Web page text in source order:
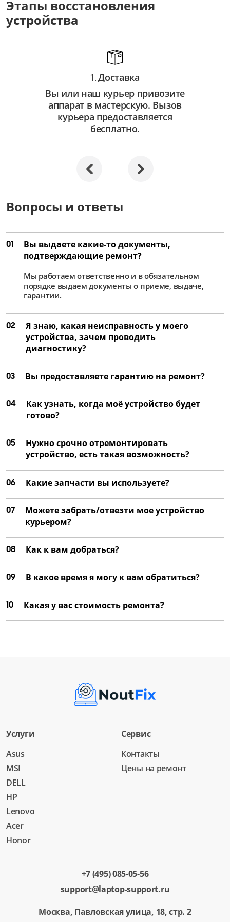
от 3 500 ₽
Восстановление системы
Этапы восстановления
устройства
1.Доставка
Вы или наш курьер привозите
аппарат в мастерскую. Вызов
курьера предоставляется
бесплатно.
Вопросы и ответы
01
Вы выдаете какие-то документы,
подтверждающие ремонт?
Мы работаем ответственно и в обязательном
порядке выдаем документы о приеме, выдаче,
гарантии.
02
Я знаю, какая неисправность у моего
устройства, зачем проводить
диагностику?
03 Вы предоставляете гарантию на ремонт?
04
Как узнать, когда моё устройство будет
готово?
05
Нужно срочно отремонтировать
устройство, есть такая возможность?
06 Какие запчасти вы используете?
07
Можете забрать/отвезти мое устройство
курьером?
08 Как к вам добраться?
09 В какое время я могу к вам обратиться?
10 Какая у вас стоимость ремонта?
Услуги
Asus
MSI
DELL
HP
Lenovo
Acer
Honor
Сервис
Контакты
Цены на ремонт
+7 (495) 085-05-56
support@laptop-support.ru
Москва, Павловская улица, 18, стр. 2